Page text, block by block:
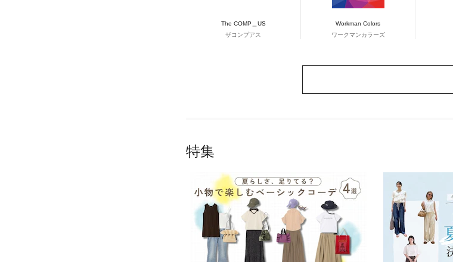
The COMP＿US
ザコンプアス
Workman Colors
ワークマンカラーズ
特集